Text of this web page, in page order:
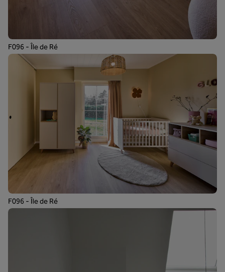
F096 - Île de Ré
F096 - Île de Ré